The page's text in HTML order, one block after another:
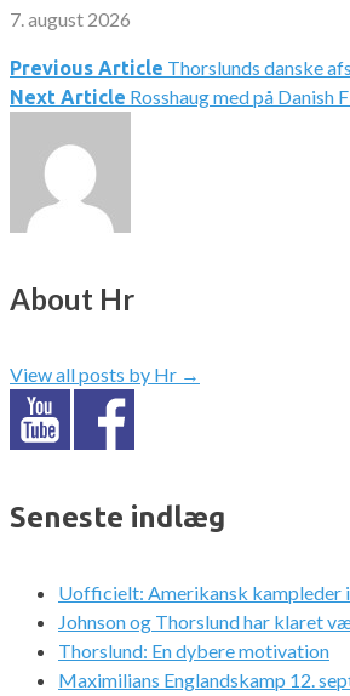
7. august 2026
Indlægsnavigation
Previous Article Thorslunds danske
Next Article Rosshaug med på
About Hr
View all posts by Hr →
Seneste indlæg
Uofficielt: Amerikansk kampleder i
Johnson og Thorslund har klaret
Thorslund: En dybere motivation
Maximilians Englandskamp 12.